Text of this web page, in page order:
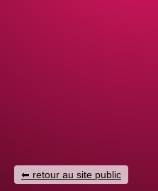
retour au site public